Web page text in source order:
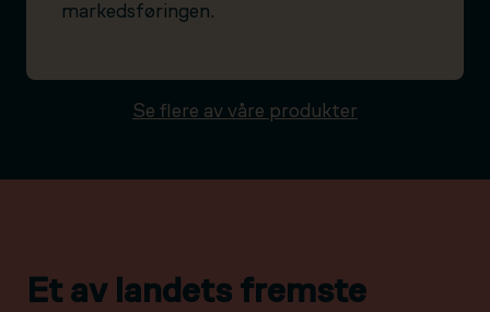
markedsføringen.
Se flere av våre produkter
Et av landets fremste